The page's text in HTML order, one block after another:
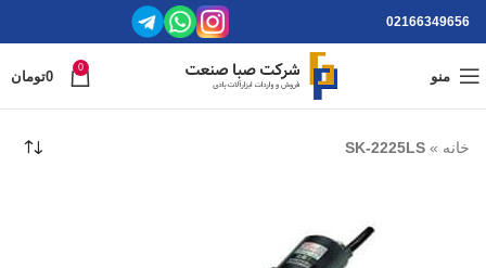
02166349656
منو
0
0تومان
خانه »
SK-2225LS